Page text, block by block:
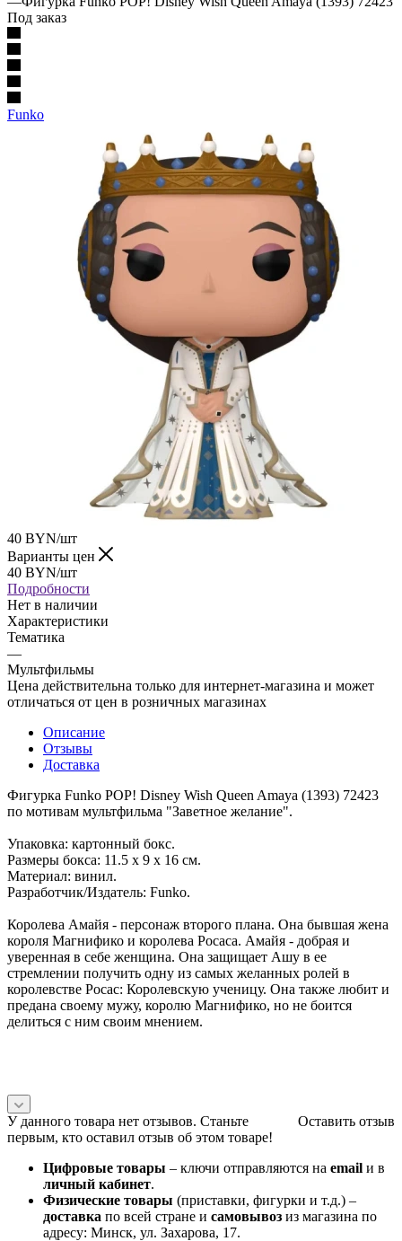
Под заказ
Funko
40 BYN/шт
Варианты цен
40 BYN/шт
Подробности
Нет в наличии
Характеристики
Тематика
—
Мультфильмы
Цена действительна только для интернет-магазина и может
отличаться от цен в розничных магазинах
Описание
Отзывы
Доставка
Фигурка Funko POP! Disney Wish Queen Amaya (1393) 72423
по мотивам мультфильма "Заветное желание".
Упаковка: картонный бокс.
Размеры бокса: 11.5 х 9 х 16 см.
Материал: винил.
Разработчик/Издатель: Funko.
Королева Амайя - персонаж второго плана. Она бывшая жена
короля Магнифико и королева Росаса. Амайя - добрая и
уверенная в себе женщина. Она защищает Ашу в ее
стремлении получить одну из самых желанных ролей в
королевстве Росас: Королевскую ученицу. Она также любит и
предана своему мужу, королю Магнифико, но не боится
делиться с ним своим мнением.
Оставить отзыв
У данного товара нет отзывов. Станьте
первым, кто оставил отзыв об этом товаре!
Цифровые товары – ключи отправляются на email и в
личный кабинет.
Физические товары (приставки, фигурки и т.д.) –
доставка по всей стране и самовывоз из магазина по
адресу: Минск, ул. Захарова, 17.